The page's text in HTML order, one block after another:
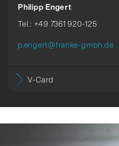
Philipp Engert
Tel.: +49 7361 920-125
p.engert@franke-gmbh.de
V-Card